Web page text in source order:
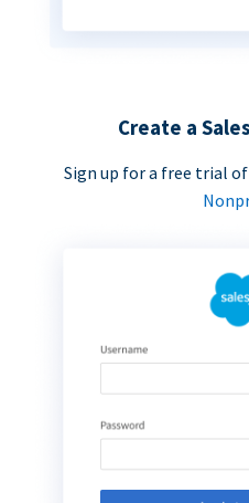
Create a
Sign up for a free trial of